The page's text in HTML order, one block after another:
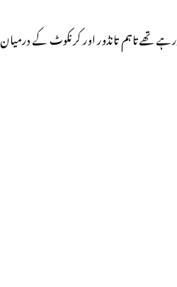
تھے تاہم تانڈور اور کرنکوٹ کے درمیان